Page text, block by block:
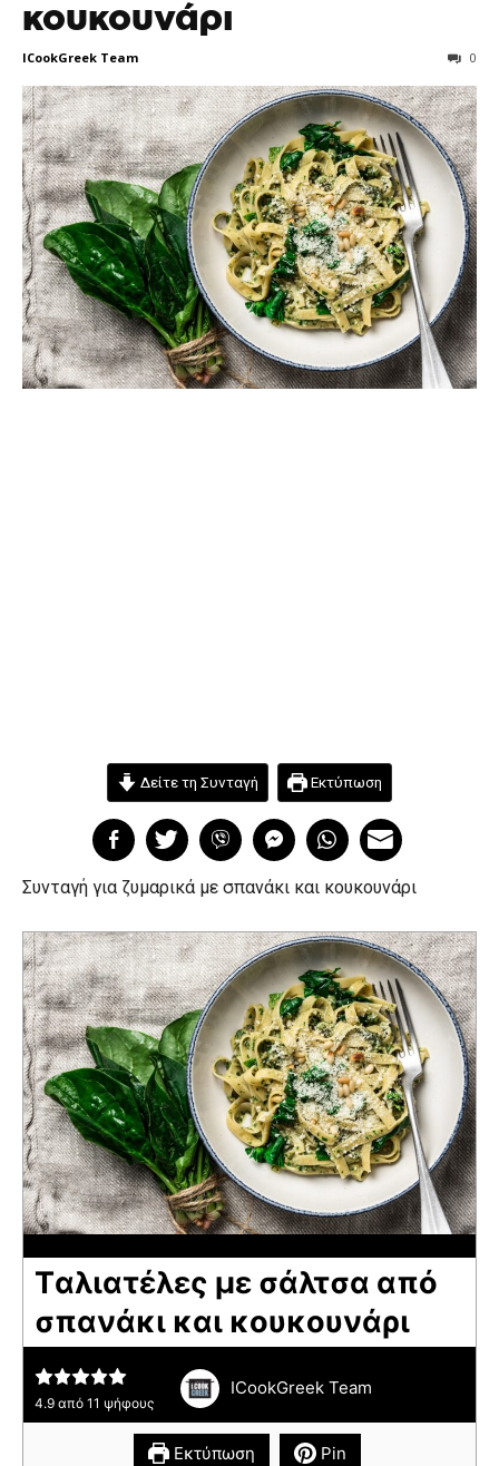
κουκουνάρι
ICookGreek Team 0
Δείτε τη Συνταγή Εκτύπωση
Συνταγή για ζυμαρικά με σπανάκι και κουκουνάρι
Tαλιατέλες με σάλτσα από
σπανάκι και κουκουνάρι
4.9 από 11 ψήφους
ICookGreek Team
Εκτύπωση Pin